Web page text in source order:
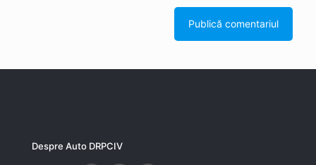
Despre Auto DRPCIV